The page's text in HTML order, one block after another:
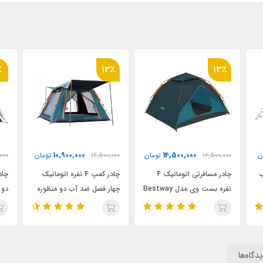
13٪
12,500,000
10,900,000 تومان
چادر کمپ 4 نفره اتوماتیک
چهار فصل ضد آب دو منظوره
8٪
16,000,000
14,800,000 تومان
چادر مسافرتی اتوماتیک 6 نفره
دو پوش ضد آب